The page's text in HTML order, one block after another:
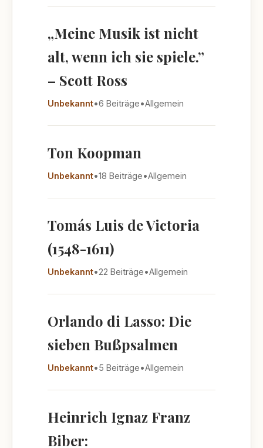
„Meine Musik ist nicht
alt, wenn ich sie spiele.”
– Scott Ross
Unbekannt•6 Beiträge•Allgemein
Ton Koopman
Unbekannt•18 Beiträge•Allgemein
Tomás Luis de Victoria
(1548-1611)
Unbekannt•22 Beiträge•Allgemein
Orlando di Lasso: Die
sieben Bußpsalmen
Unbekannt•5 Beiträge•Allgemein
Heinrich Ignaz Franz
Biber: